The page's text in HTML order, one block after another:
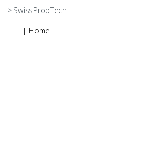
> SwissPropTech
| Home |